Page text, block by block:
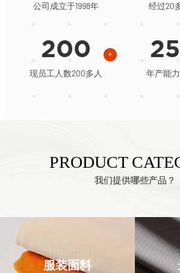
公司成立于1998年 经过20
200 +
现员工人数200多人 年产能
PRODUCT
我们提供哪些产品？
服装面料